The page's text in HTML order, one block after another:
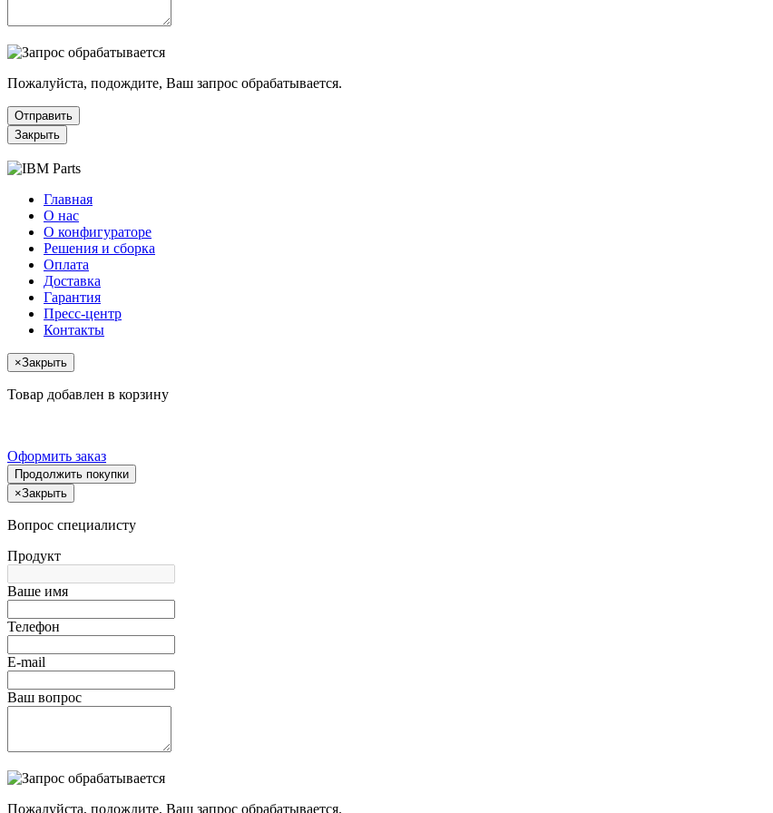
Пожалуйста, подождите, Ваш запрос обрабатывается.
Отправить
Закрыть
Главная
О нас
О конфигураторе
Решения и сборка
Оплата
Доставка
Гарантия
Пресс-центр
Контакты
×Закрыть
Товар добавлен в корзину
Оформить заказ
Продолжить покупки
×Закрыть
Вопрос специалисту
Продукт
Ваше имя
Телефон
E-mail
Ваш вопрос
Пожалуйста, подождите, Ваш запрос обрабатывается.